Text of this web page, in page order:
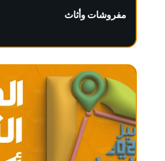
مفروشات وأثاث